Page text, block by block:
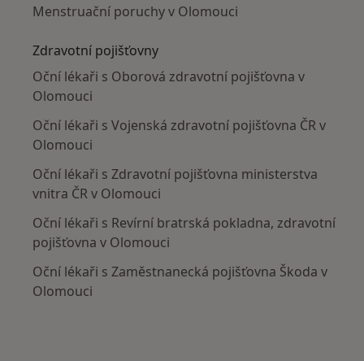
Menstruační poruchy v Olomouci
Zdravotní pojišťovny
Oční lékaři s Oborová zdravotní pojišťovna v
Olomouci
Oční lékaři s Vojenská zdravotní pojišťovna ČR v
Olomouci
Oční lékaři s Zdravotní pojišťovna ministerstva
vnitra ČR v Olomouci
Oční lékaři s Revírní bratrská pokladna, zdravotní
pojišťovna v Olomouci
Oční lékaři s Zaměstnanecká pojišťovna Škoda v
Olomouci